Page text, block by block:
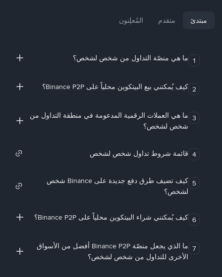
مبتدئ متقدم المُعلِنون
1 ما هي منصّة التداول من شخص لشخص؟
2 كيف يُمكنني بيع البيتكوين محلياً على Binance P2P؟
3 ما هي العملات الرقمية المدعومة في منطقة التداول من
شخص لشخص؟
4 قائمة شروط تداول شخص لشخص
5
كيف تضيف طرق دفع جديدة على Binance شخص
لشخص؟
6 كيف يُمكنني شراء البيتكوين محلياً على Binance P2P؟
7
ما الذي يجعل منصّة Binance P2P أفضل من الأسواق
الأخرى للتداول من شخص لشخص؟